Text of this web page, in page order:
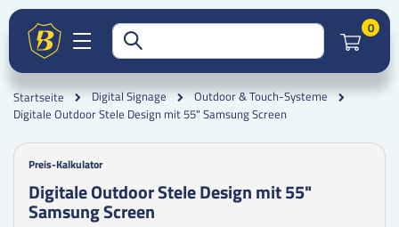
0
Startseite Digital Signage
Outdoor & Touch-Systeme
Digitale Outdoor Stele Design mit 55" Samsung Screen
Preis-Kalkulator
Digitale Outdoor Stele Design mit 55"
Samsung Screen